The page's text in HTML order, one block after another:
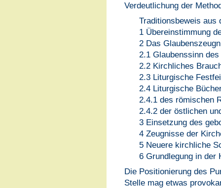
Verdeutlichung der
Traditionsbeweis aus
1 Übereinstimmung
2 Das
2.1 Glaubenssinn
2.2 Kirchliches
2.3 Liturgische
2.4 Liturgische
2.4.1 des römischen
2.4.2 der östlichen
3 Einsetzung des
4 Zeugnisse der
5 Neuere kirchliche
6 Grundlegung in der
Die Positionierung des
Stelle mag etwas